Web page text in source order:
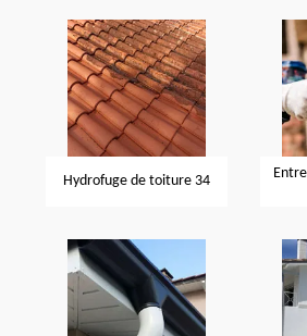
Hydrofuge de toiture 34